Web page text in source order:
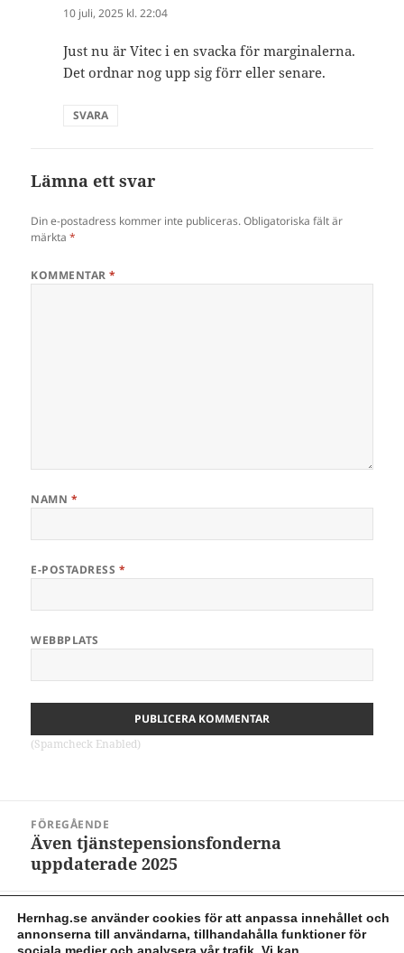
10 juli, 2025 kl. 22:04
Just nu är Vitec i en svacka för marginalerna.
Det ordnar nog upp sig förr eller senare.
SVARA
Lämna ett svar
Din e-postadress kommer inte publiceras. Obligatoriska fält är
märkta*
KOMMENTAR*
NAMN *
E-POSTADRESS *
WEBBPLATS
(Spamcheck Enabled)
FÖREGÅENDE
Föregående
inlägg:
Även tjänstepensionsfonderna
uppdaterade 2025
NÄSTA
Nästa
Behåll lugnet och fortsätt månadsspara i
Hernhag.se använder cookies för att anpassa innehållet och
annonserna till användarna, tillhandahålla funktioner för